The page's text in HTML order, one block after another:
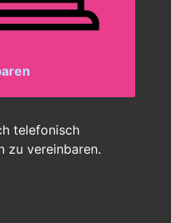
telefonisch
zu vereinbaren.